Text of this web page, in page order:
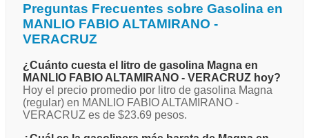
Preguntas Frecuentes sobre Gasolina en
MANLIO FABIO ALTAMIRANO -
VERACRUZ
¿Cuánto cuesta el litro de gasolina Magna en
MANLIO FABIO ALTAMIRANO - VERACRUZ hoy?
Hoy el precio promedio por litro de gasolina Magna
(regular) en MANLIO FABIO ALTAMIRANO -
VERACRUZ es de $23.69 pesos.